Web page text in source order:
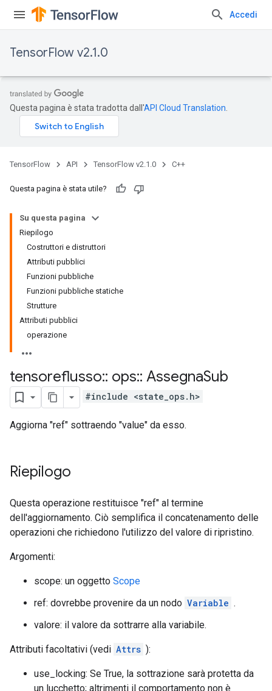
Accedi
TensorFlow v2.1.0
Questa pagina è stata tradotta dall'API Cloud Translation
TensorFlow API TensorFlow v2.1.0 C++
Questa pagina è stata utile?
Su questa pagina
Riepilogo
Costruttori e distruttori
Attributi pubblici
Funzioni pubbliche
Funzioni pubbliche statiche
Strutture
Attributi pubblici
operazione
tensoreflusso:: ops:: AssegnaSub
#include <state_ops.h>
Aggiorna "ref" sottraendo "value" da esso.
Riepilogo
Questa operazione restituisce "ref" al termine
dell'aggiornamento. Ciò semplifica il concatenamento delle
operazioni che richiedono l'utilizzo del valore di ripristino.
Argomenti:
scope: un oggetto Scope
ref: dovrebbe provenire da un nodo Variable .
valore: il valore da sottrarre alla variabile.
Attributi facoltativi (vedi Attrs ):
use_locking: Se True, la sottrazione sarà protetta da
un lucchetto; altrimenti il ​​comportamento non è